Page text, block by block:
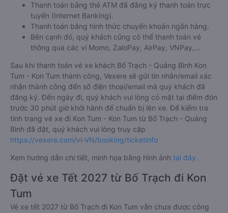
Thanh toán bằng thẻ ATM đã đăng ký thanh toán trực
tuyến (Internet Banking).
Thanh toán bằng hình thức chuyển khoản ngân hàng.
Bên cạnh đó, quý khách cũng có thể thanh toán vé
thông qua các ví Momo, ZaloPay, AirPay, VNPay,…
Sau khi thanh toán vé xe khách Bố Trạch - Quảng Bình Kon
Tum - Kon Tum thành công, Vexere sẽ gửi tin nhắn/email xác
nhận thành công đến số điện thoại/email mà quý khách đã
đăng ký. Đến ngày đi, quý khách vui lòng có mặt tại điểm đón
trước 30 phút giờ khởi hành để chuẩn bị lên xe. Để kiểm tra
tình trạng vé xe đi Kon Tum - Kon Tum từ Bố Trạch - Quảng
Bình đã đặt, quý khách vui lòng truy cập
https://vexere.com/vi-VN/booking/ticketinfo
Xem hướng dẫn chi tiết, minh họa bằng hình ảnh tại đây.
Đặt vé xe Tết 2027 từ Bố Trạch đi Kon
Tum
Vé xe tết 2027 từ Bố Trạch đi Kon Tum vẫn chưa được công